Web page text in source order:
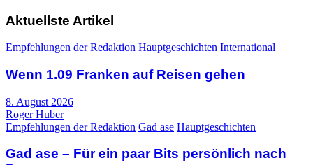
Aktuellste Artikel
Empfehlungen der Redaktion Hauptgeschichten International
Wenn 1.09 Franken auf Reisen gehen
8. August 2026
Roger Huber
Empfehlungen der Redaktion Gad ase Hauptgeschichten
Gad ase – Für ein paar Bits persönlich nach